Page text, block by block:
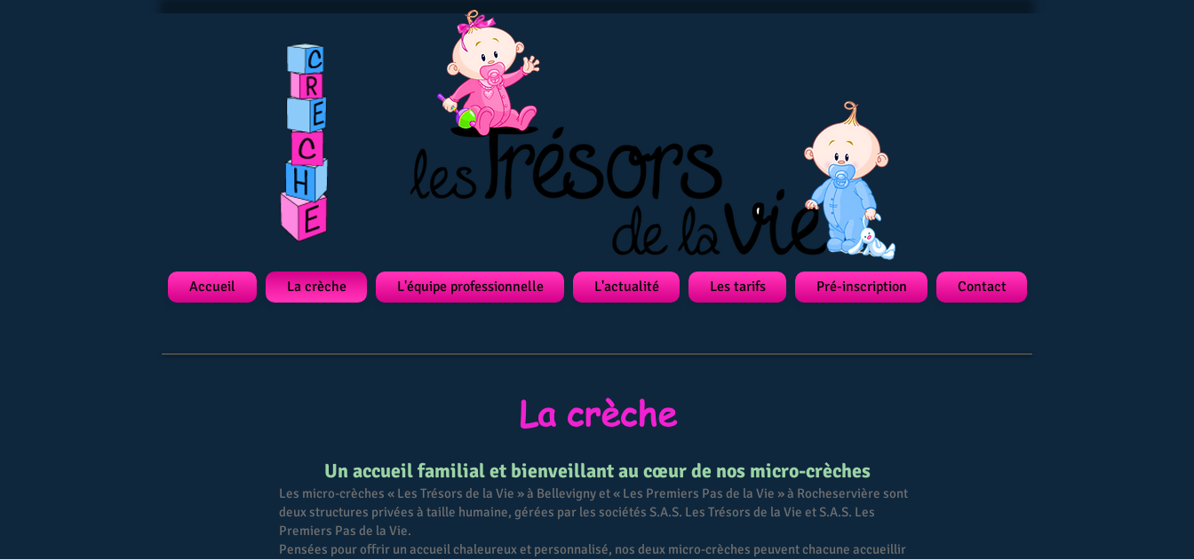
Accueil La crèche L'équipe professionnelle L'actualité Les tarifs Pré-inscription Contact
La crèche
Un accueil familial et bienveillant au cœur de nos micro-crèches
Les micro-crèches « Les Trésors de la Vie » à Bellevigny et « Les Premiers Pas de la Vie » à Rocheservière sont
deux structures privées à taille humaine, gérées par les sociétés S.A.S. Les Trésors de la Vie et S.A.S. Les
Premiers Pas de la Vie.
Pensées pour offrir un accueil chaleureux et personnalisé, nos deux micro-crèches peuvent chacune accueillir